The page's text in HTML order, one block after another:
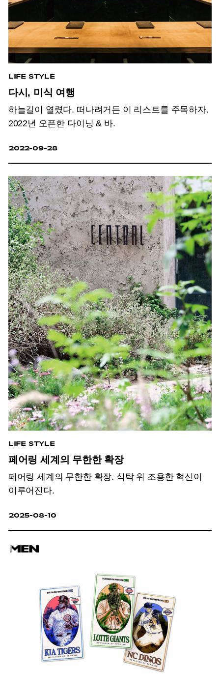
LIFE STYLE
다시, 미식 여행
하늘길이 열렸다. 떠나려거든 이 리스트를 주목하자.
2022년 오픈한 다이닝 & 바.
2022-09-28
LIFE STYLE
페어링 세계의 무한한 확장
페어링 세계의 무한한 확장. 식탁 위 조용한 혁신이
이루어진다.
2025-08-10